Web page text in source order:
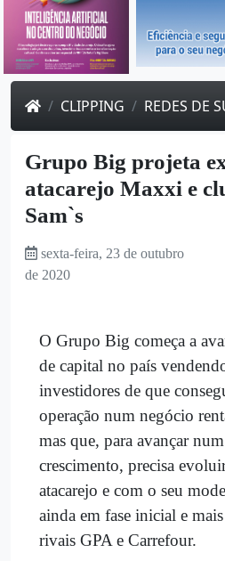
CLIPPING REDES DE
Grupo Big projeta
atacarejo Maxxi e
Sam`s
sexta-feira, 23 de outubro
de 2020
O Grupo Big começa a
de capital no país
investidores de que
operação num negócio
mas que, para avançar
crescimento, precisa
atacarejo e com o seu
ainda em fase inicial e
rivais GPA e Carrefour.